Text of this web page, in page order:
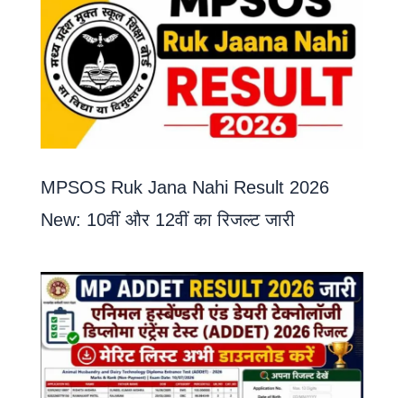
MPSOS Ruk Jana Nahi Result 2026
New: 10वीं और 12वीं का रिजल्ट जारी